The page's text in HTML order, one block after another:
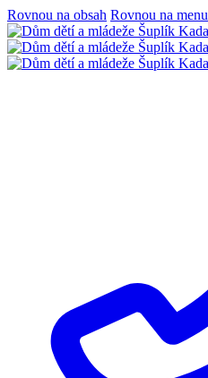
Rovnou na obsah Rovnou na menu